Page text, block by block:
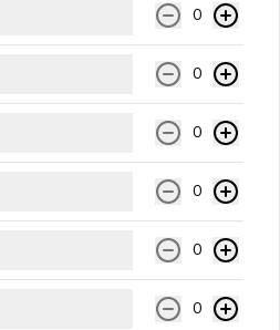
A Lo Pobre
Carne angus, queso cheddar, papas
fritas, huevo frito, cebolla salteada y
salsa golf.
$10.990
0
0
0
0
0
0